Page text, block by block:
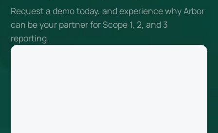
Request a demo today, and experience why Arbor
can be your partner for Scope 1, 2, and 3
reporting.